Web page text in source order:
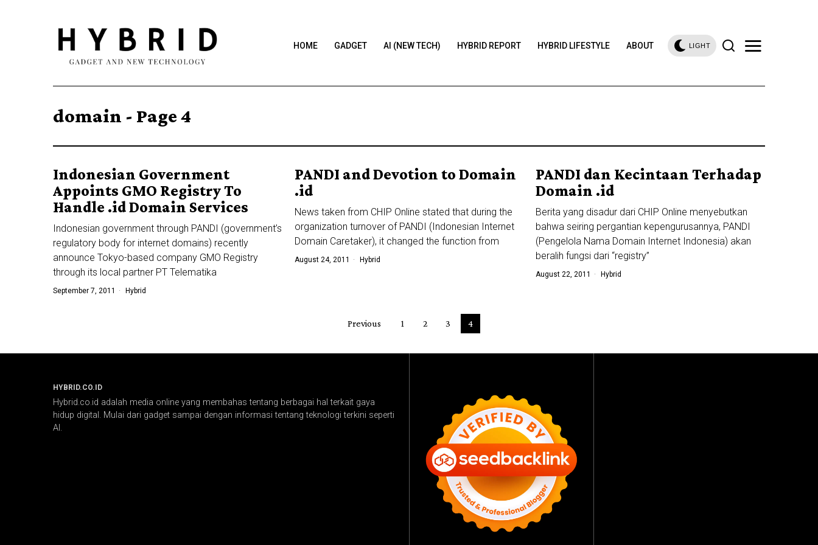
HOME GADGET AI (NEW TECH) HYBRID REPORT HYBRID LIFESTYLE ABOUT LIGHT
domain - Page 4
Indonesian Government
Appoints GMO Registry To
Handle .id Domain Services
Indonesian government through PANDI (government’s
regulatory body for internet domains) recently
announce Tokyo-based company GMO Registry
through its local partner PT Telematika
September 7, 2011 Hybrid
PANDI and Devotion to Domain
.id
News taken from CHIP Online stated that during the
organization turnover of PANDI (Indonesian Internet
Domain Caretaker), it changed the function from
August 24, 2011 Hybrid
PANDI dan Kecintaan Terhadap
Domain .id
Berita yang disadur dari CHIP Online menyebutkan
bahwa seiring pergantian kepengurusannya, PANDI
(Pengelola Nama Domain Internet Indonesia) akan
beralih fungsi dari “registry”
August 22, 2011 Hybrid
Previous 1 2 3 4
HYBRID.CO.ID
Hybrid.co.id adalah media online yang membahas tentang berbagai hal terkait gaya
hidup digital. Mulai dari gadget sampai dengan informasi tentang teknologi terkini seperti
AI.